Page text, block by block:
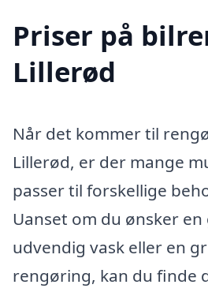
Priser på
Lillerød
Når det kommer til
Lillerød, er der mange
passer til forskellige
Uanset om du ønsker
udvendig vask eller en
rengøring, kan du finde